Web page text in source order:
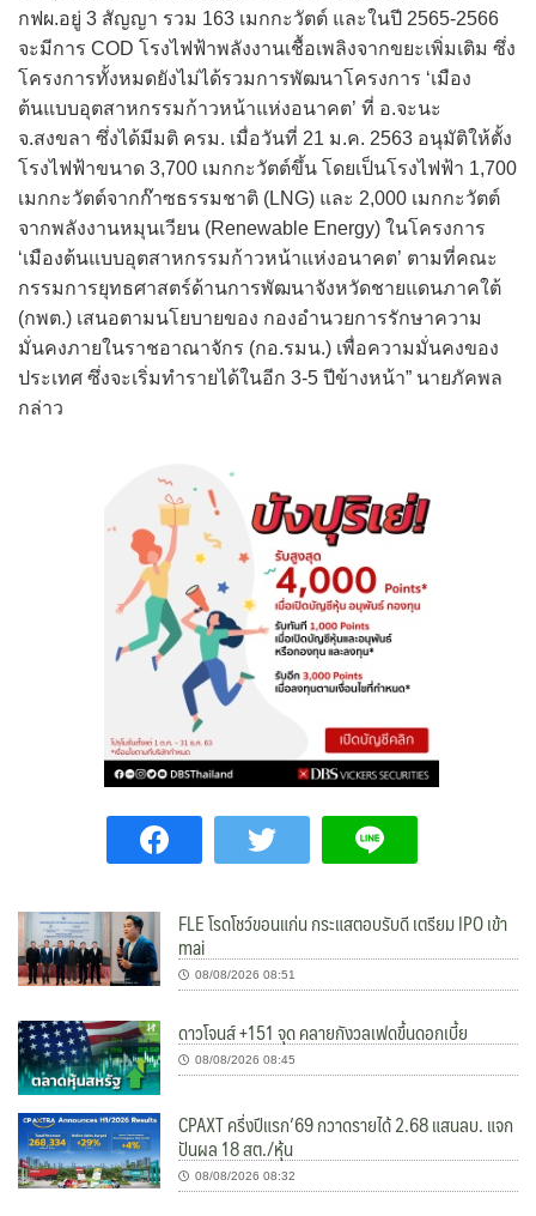
กฟผ.อยู่ 3 สัญญา รวม 163 เมกกะวัตต์ และในปี 2565-2566
จะมีการ COD โรงไฟฟ้าพลังงานเชื้อเพลิงจากขยะเพิ่มเติม ซึ่ง
โครงการทั้งหมดยังไม่ได้รวมการพัฒนาโครงการ ‘เมือง
ต้นแบบอุตสาหกรรมก้าวหน้าแห่งอนาคต’ ที่ อ.จะนะ
จ.สงขลา ซึ่งได้มีมติ ครม. เมื่อวันที่ 21 ม.ค. 2563 อนุมัติให้ตั้ง
โรงไฟฟ้าขนาด 3,700 เมกกะวัตต์ขึ้น โดยเป็นโรงไฟฟ้า 1,700
เมกกะวัตต์จากก๊าซธรรมชาติ (LNG) และ 2,000 เมกกะวัตต์
จากพลังงานหมุนเวียน (Renewable Energy) ในโครงการ
‘เมืองต้นแบบอุตสาหกรรมก้าวหน้าแห่งอนาคต’ ตามที่คณะ
กรรมการยุทธศาสตร์ด้านการพัฒนาจังหวัดชายแดนภาคใต้
(กพต.) เสนอตามนโยบายของ กองอำนวยการรักษาความ
มั่นคงภายในราชอาณาจักร (กอ.รมน.) เพื่อความมั่นคงของ
ประเทศ ซึ่งจะเริ่มทำรายได้ในอีก 3-5 ปีข้างหน้า” นายภัคพล
กล่าว
FLE โรดโชว์ขอนแก่น กระแสตอบรับดี เตรียม IPO เข้า
mai
08/08/2026 08:51
ดาวโจนส์ +151 จุด คลายกังวลเฟดขึ้นดอกเบี้ย
08/08/2026 08:45
CPAXT ครึ่งปีแรก’69 กวาดรายได้ 2.68 แสนลบ. แจก
ปันผล 18 สต./หุ้น
08/08/2026 08:32